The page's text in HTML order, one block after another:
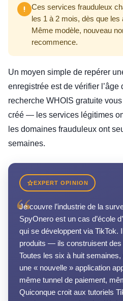
Ces services frauduleux
les 1 à 2 mois, dès que
Même modèle, nouveau
recommence.
Un moyen simple de repérer
enregistrée est de vérifier
recherche WHOIS gratuite
créé — les services légitimes
les domaines frauduleux ont
semaines.
EXPERT OPINION
“
Je couvre l’industrie de la
SpyOnero est un cas d’école
qui se développent via TikTok.
produits — ils construisent des
Toutes les six à huit
une « nouvelle » application
même tunnel de paiement,
Quiconque croit aux tutoriels